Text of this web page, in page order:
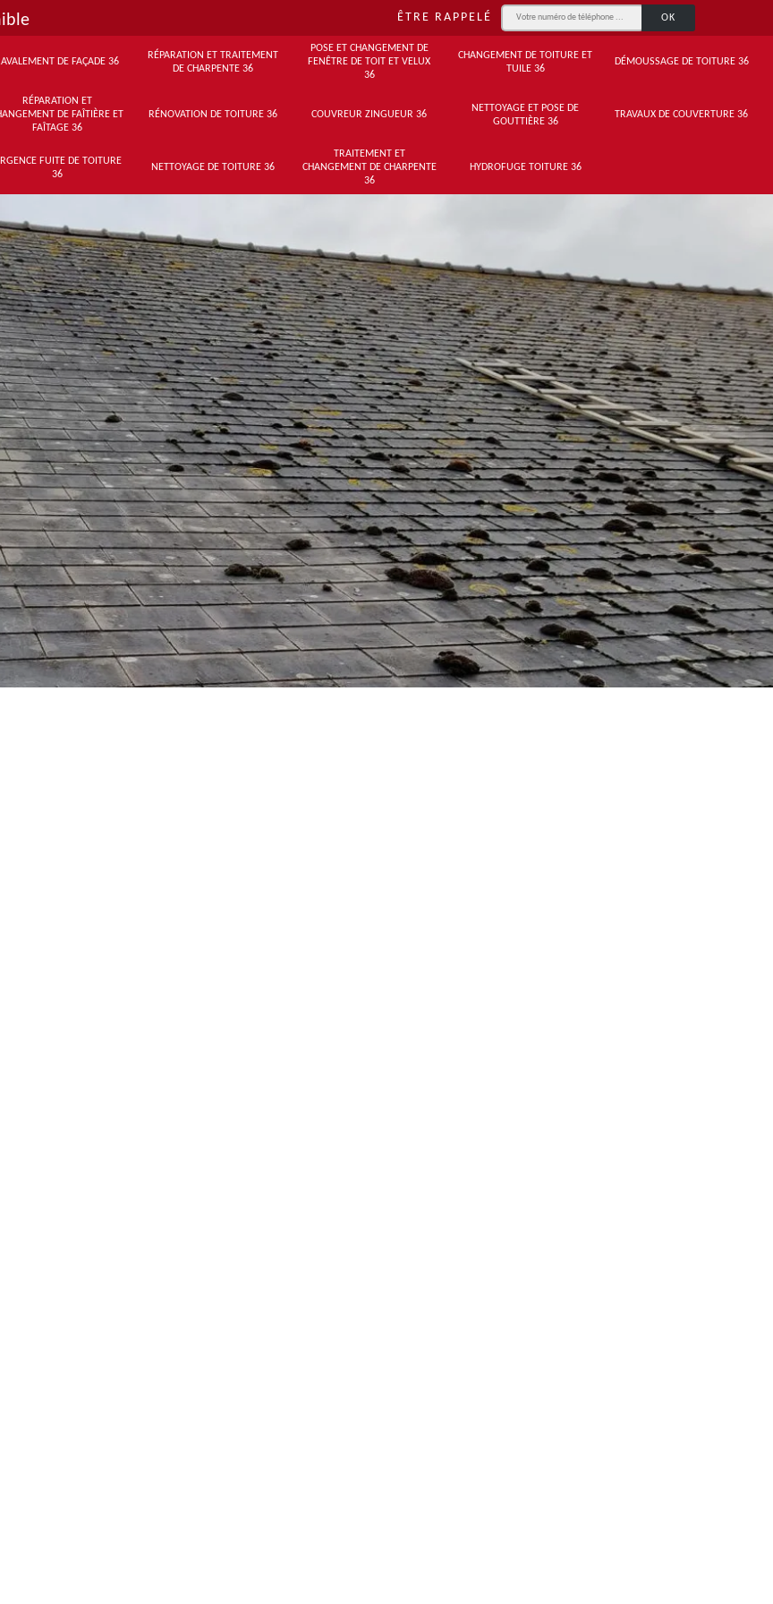
ÊTRE RAPPELÉ
DE FAÇADE 36
RÉPARATION ET TRAITEMENT
DE CHARPENTE 36
POSE ET CHANGEMENT DE
FENÊTRE DE TOIT ET VELUX
36
CHANGEMENT DE TOITURE ET
TUILE 36
DÉMOUSSAGE DE TOITURE 36
RÉPARATION ET
DE FAÎTIÈRE ET
FAÎTAGE 36
RÉNOVATION DE TOITURE 36 COUVREUR ZINGUEUR 36
NETTOYAGE ET POSE DE
GOUTTIÈRE 36
TRAVAUX DE COUVERTURE 36
FUITE DE TOITURE
36
NETTOYAGE DE TOITURE 36
TRAITEMENT ET
CHANGEMENT DE CHARPENTE
36
HYDROFUGE TOITURE 36